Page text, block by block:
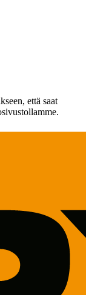
että saat